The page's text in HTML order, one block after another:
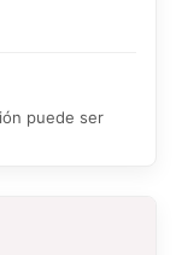
puede ser